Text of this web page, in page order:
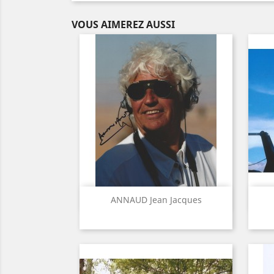
VOUS AIMEREZ AUSSI
ANNAUD Jean Jacques
Aperçu rapide